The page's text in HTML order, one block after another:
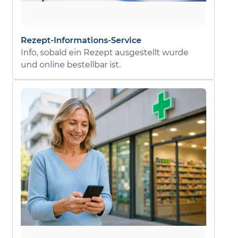
Rezept-Informations-Service
Info, sobald ein Rezept ausgestellt wurde
und online bestellbar ist.